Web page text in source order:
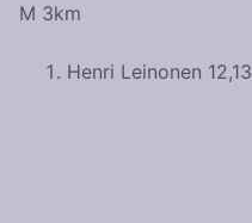
M 3km
Henri Leinonen 12,13